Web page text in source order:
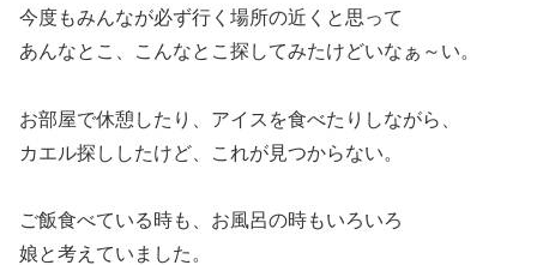
今度もみんなが必ず行く場所の近くと思って
あんなとこ、こんなとこ探してみたけどいなぁ～い。
お部屋で休憩したり、アイスを食べたりしながら、
カエル探ししたけど、これが見つからない。
ご飯食べている時も、お風呂の時もいろいろ
娘と考えていました。